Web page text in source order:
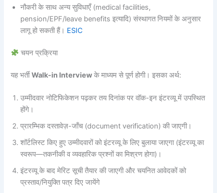
नौकरी के साथ अन्य सुविधाएँ (medical facilities,
pension/EPF/leave benefits इत्यादि) संस्थागत नियमों के अनुसार
लागू हो सकती हैं। ESIC
चयन प्रक्रिया
यह भर्तीWalk-in Interview के माध्यम से पूर्ण होगी। इसका अर्थ:
उम्मीदवार नोटिफिकेशन पढ़कर तय दिनांक पर वॉक-इन इंटरव्यू में उपस्थित
होंगे।
प्रारम्भिक दस्तावेज़-जाँच (document verification) की जाएगी।
शॉर्टलिस्ट किए हुए उम्मीदवारों को इंटरव्यू के लिए बुलाया जाएगा (इंटरव्यू का
स्वरूप—तकनीकी व व्यवहारिक प्रश्नों का मिश्रण होगा)।
इंटरव्यू के बाद मेरिट सूची तैयार की जाएगी और चयनित आवेदकों को
प्रस्ताव/नियुक्ति पत्र दिए जायेंगे